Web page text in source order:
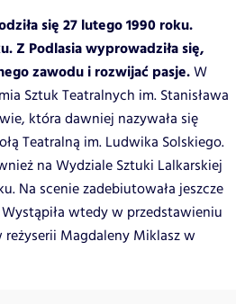
się 27 lutego 1990 roku.
Z Podlasia wyprowadziła się,
zawodu i rozwijać pasje.W
Sztuk Teatralnych im. Stanisława
która dawniej nazywała się
Teatralną im. Ludwika Solskiego.
na Wydziale Sztuki Lalkarskiej
Na scenie zadebiutowała jeszcze
wtedy w przedstawieniu
reżyserii Magdaleny Miklasz w